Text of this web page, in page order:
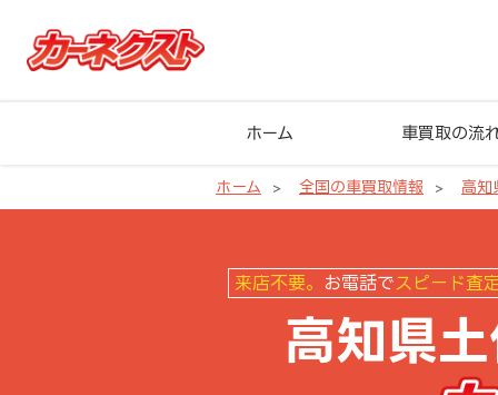
ホーム 車買取の流
ホーム 全国の車買取情報 高知
来店不要。 お電話で スピード査
高知県